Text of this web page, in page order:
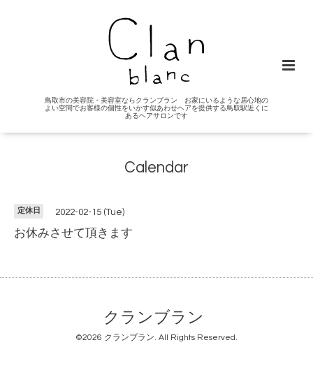
鳥取市の美容院・美容室ならクランブラン お家にいるような居心地の
よい空間でお客様の個性をいかす似あわせヘアを提供する鳥取駅近くに
あるヘアサロンです
Calendar
定休日 2022-02-15 (Tue)
お休みさせて頂きます
クランブラン
©2026 クランブラン. All Rights Reserved.